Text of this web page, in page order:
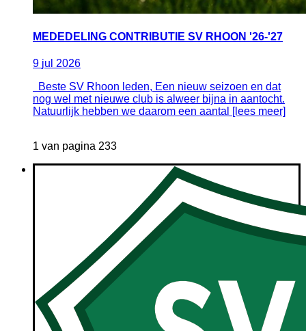
MEDEDELING CONTRIBUTIE SV RHOON '26-'27
9 jul 2026
Beste SV Rhoon leden, Een nieuw seizoen en dat
nog wel met nieuwe club is alweer bijna in aantocht.
Natuurlijk hebben we daarom een aantal [lees meer]
1 van pagina 233